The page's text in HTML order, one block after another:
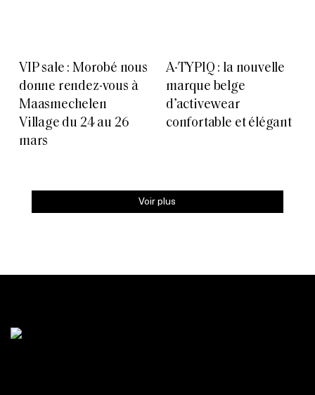
VIP sale : Morobé nous
donne rendez-vous à
Maasmechelen
Village du 24 au 26
mars
A-TYPIQ : la nouvelle
marque belge
d’activewear
confortable et élégant
Voir plus